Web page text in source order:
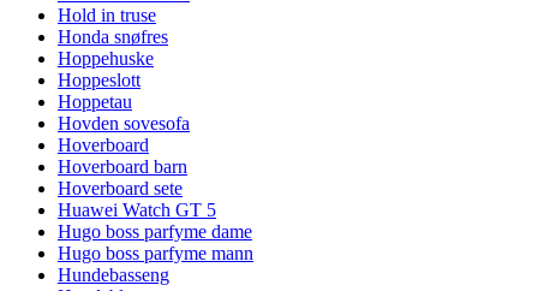
Hold in truse
Honda snøfres
Hoppehuske
Hoppeslott
Hoppetau
Hovden sovesofa
Hoverboard
Hoverboard barn
Hoverboard sete
Huawei Watch GT 5
Hugo boss parfyme dame
Hugo boss parfyme mann
Hundebasseng